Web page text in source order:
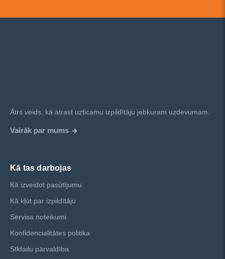
Ātrs veids, kā atrast uzticamu izpildītāju jebkuram uzdevumam.
Vairāk par mums
Kā tas darbojas
Kā izveidot pasūtījumu
Kā kļūt par izpildītāju
Servisa noteikumi
Konfidencialitātes politika
Sīkfailu pārvaldība